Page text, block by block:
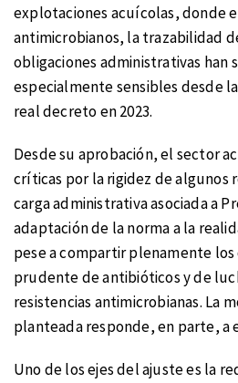
explotaciones acuícolas, donde
antimicrobianos, la trazabilidad
obligaciones administrativas han
especialmente sensibles desde
real decreto en 2023.
Desde su aprobación, el sector
críticas por la rigidez de algunos
carga administrativa asociada a
adaptación de la norma a la
pese a compartir plenamente
prudente de antibióticos y de
resistencias antimicrobianas. La
planteada responde, en parte, a
Uno de los ejes del ajuste es la